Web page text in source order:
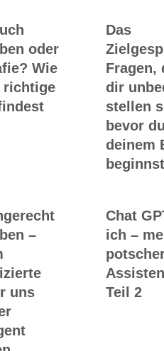
oder
Wie
richtige
Das
Fragen,
dir
stellen
bevor
deinem
beginnst
–
uns
Chat
ich –
Teil 2